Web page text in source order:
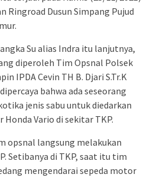
Ringroad Dusun Simpang Pujud
Su alias Indra itu lanjutnya,
diperoleh Tim Opsnal Polsek
IPDA Cevin TH B. Djari S.Tr.K
bahwa ada seseorang
jenis sabu untuk diedarkan
Vario di sekitar TKP.
opsnal langsung melakukan
Setibanya di TKP, saat itu tim
mengendarai sepeda motor